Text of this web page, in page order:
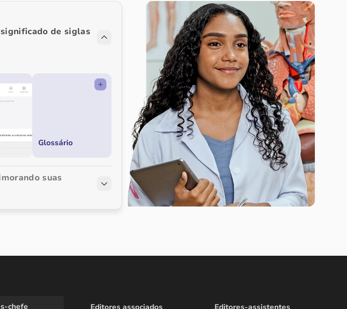
de siglas
Glossário
suas
chefe Editores associados Editores-assistentes